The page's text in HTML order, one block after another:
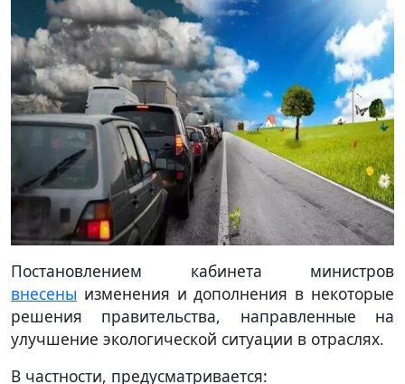
Постановлением кабинета министров
внесены изменения и дополнения в некоторые
решения правительства, направленные на
улучшение экологической ситуации в отраслях.
В частности, предусматривается: